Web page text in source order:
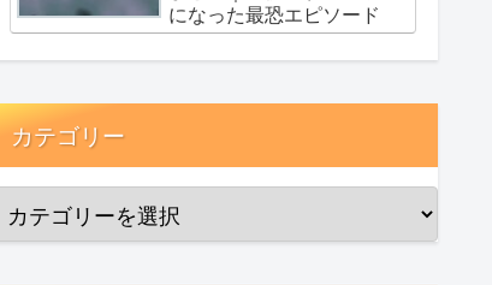
になった最恐エピソード
カテゴリー